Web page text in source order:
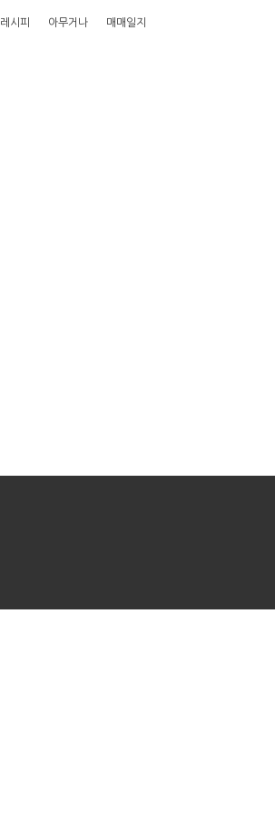
레시피 아무거나 매매일지